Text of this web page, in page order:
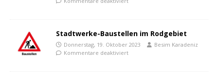
Stadtwerke-Baustellen im Rodgebiet
Donnerstag, 19. Oktober 2023
Besim Karadeniz
Kommentare deaktiviert